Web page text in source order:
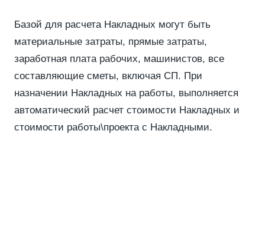
Базой для расчета Накладных могут быть
материальные затраты, прямые затраты,
заработная плата рабочих, машинистов, все
составляющие сметы, включая СП. При
назначении Накладных на работы, выполняется
автоматический расчет стоимости Накладных и
стоимости работы\проекта с Накладными.